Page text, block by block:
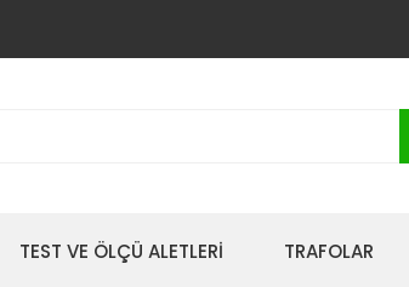
TEST VE ÖLÇÜ ALETLERİ TRAFOLAR